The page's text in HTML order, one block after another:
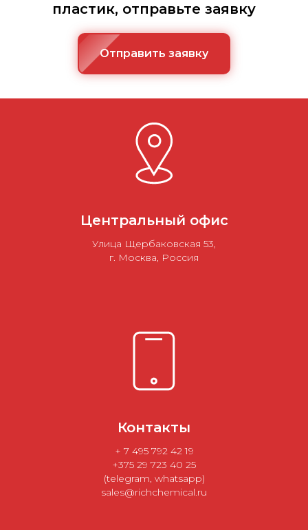
пластик, отправьте заявку
Отправить заявку
Центральный офис
Улица Щербаковская 53,
г. Москва, Россия
Контакты
+ 7 495 792 42 19
+375 29 723 40 25
(telegram, whatsapp)
sales@richchemical.ru